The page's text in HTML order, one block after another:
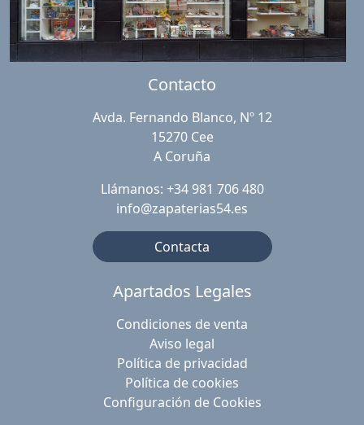
Contacto
Avda. Fernando Blanco, Nº 12
15270 Cee
A Coruña
Llámanos: +34 981 706 480
info@zapaterias54.es
Contacta
Apartados Legales
Condiciones de venta
Aviso legal
Política de privacidad
Política de cookies
Configuración de Cookies